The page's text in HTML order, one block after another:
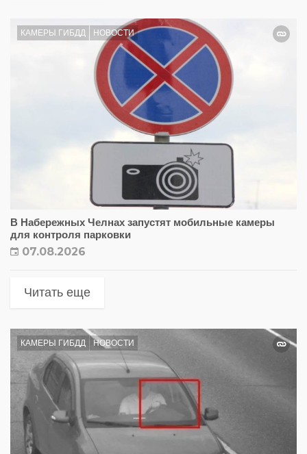
КАМЕРЫ ГИБДД НОВОСТИ
В Набережных Челнах запустят мобильные камеры
для контроля парковки
07.08.2026
Читать еще
КАМЕРЫ ГИБДД НОВОСТИ